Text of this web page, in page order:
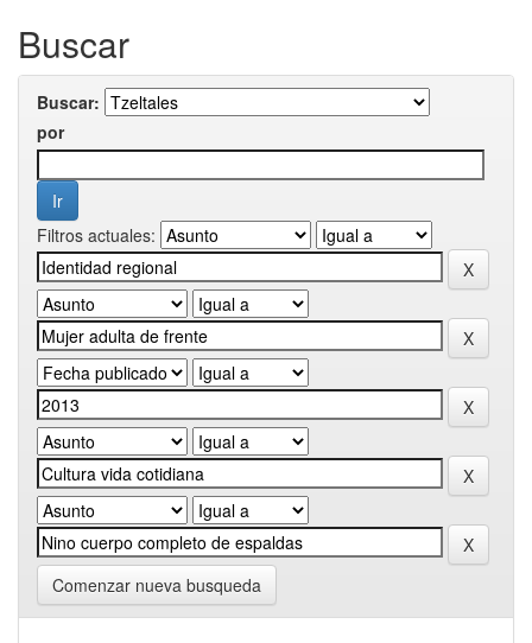
Buscar
Buscar:
por
Filtros actuales:
Comenzar nueva busqueda